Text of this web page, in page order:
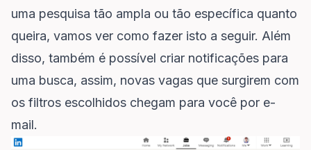
uma pesquisa tão ampla ou tão específica quanto
queira, vamos ver como fazer isto a seguir. Além
disso, também é possível criar notificações para
uma busca, assim, novas vagas que surgirem com
os filtros escolhidos chegam para você por e-
mail.